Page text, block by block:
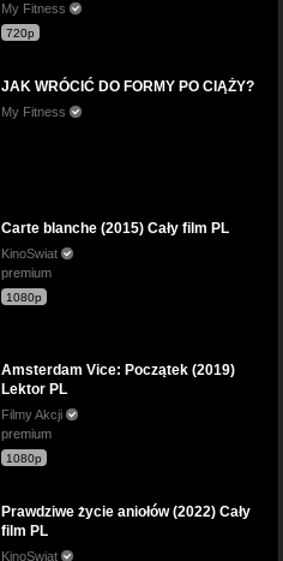
My Fitness
720p
JAK WRÓCIĆ DO FORMY PO CIĄŻY?
My Fitness
Carte blanche (2015) Cały film PL
KinoSwiat
premium
1080p
Amsterdam Vice: Początek (2019)
Lektor PL
Filmy Akcji
premium
1080p
Prawdziwe życie aniołów (2022) Cały
film PL
KinoSwiat